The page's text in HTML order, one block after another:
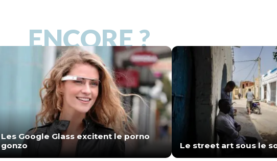
ENCORE ?
Les Google Glass excitent le porno
gonzo
Le street art sous le